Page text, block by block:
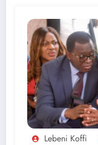
Lebeni Koffi